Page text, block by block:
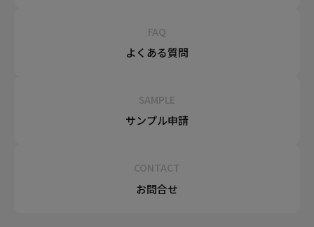
FAQ
よくある質問
SAMPLE
サンプル申請
CONTACT
お問合せ